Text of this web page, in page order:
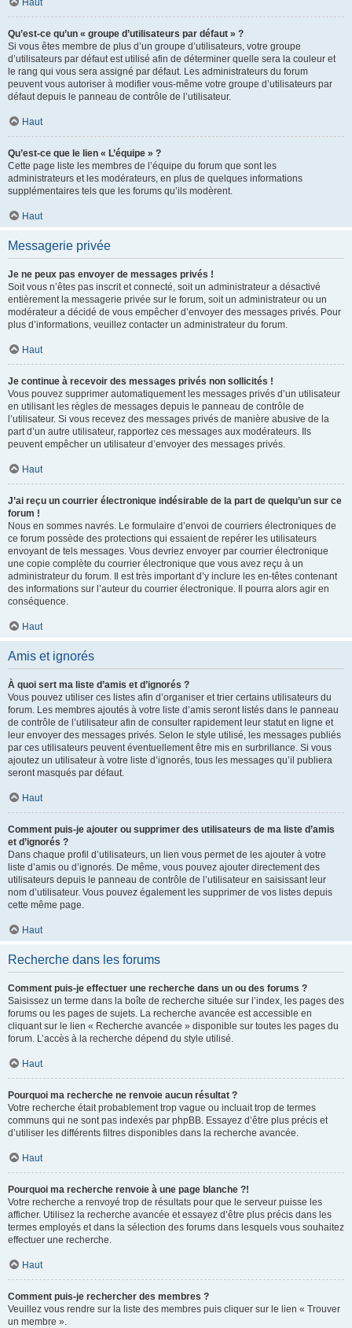
Haut
Qu’est-ce qu’un « groupe d’utilisateurs par défaut » ?
Si vous êtes membre de plus d’un groupe d’utilisateurs, votre groupe
d’utilisateurs par défaut est utilisé afin de déterminer quelle sera la couleur et
le rang qui vous sera assigné par défaut. Les administrateurs du forum
peuvent vous autoriser à modifier vous-même votre groupe d’utilisateurs par
défaut depuis le panneau de contrôle de l’utilisateur.
Haut
Qu’est-ce que le lien « L’équipe » ?
Cette page liste les membres de l’équipe du forum que sont les
administrateurs et les modérateurs, en plus de quelques informations
supplémentaires tels que les forums qu’ils modèrent.
Haut
Messagerie privée
Je ne peux pas envoyer de messages privés !
Soit vous n’êtes pas inscrit et connecté, soit un administrateur a désactivé
entièrement la messagerie privée sur le forum, soit un administrateur ou un
modérateur a décidé de vous empêcher d’envoyer des messages privés. Pour
plus d’informations, veuillez contacter un administrateur du forum.
Haut
Je continue à recevoir des messages privés non sollicités !
Vous pouvez supprimer automatiquement les messages privés d’un utilisateur
en utilisant les règles de messages depuis le panneau de contrôle de
l’utilisateur. Si vous recevez des messages privés de manière abusive de la
part d’un autre utilisateur, rapportez ces messages aux modérateurs. Ils
peuvent empêcher un utilisateur d’envoyer des messages privés.
Haut
J’ai reçu un courrier électronique indésirable de la part de quelqu’un sur ce
forum !
Nous en sommes navrés. Le formulaire d’envoi de courriers électroniques de
ce forum possède des protections qui essaient de repérer les utilisateurs
envoyant de tels messages. Vous devriez envoyer par courrier électronique
une copie complète du courrier électronique que vous avez reçu à un
administrateur du forum. Il est très important d’y inclure les en-têtes contenant
des informations sur l’auteur du courrier électronique. Il pourra alors agir en
conséquence.
Haut
Amis et ignorés
À quoi sert ma liste d’amis et d’ignorés ?
Vous pouvez utiliser ces listes afin d’organiser et trier certains utilisateurs du
forum. Les membres ajoutés à votre liste d’amis seront listés dans le panneau
de contrôle de l’utilisateur afin de consulter rapidement leur statut en ligne et
leur envoyer des messages privés. Selon le style utilisé, les messages publiés
par ces utilisateurs peuvent éventuellement être mis en surbrillance. Si vous
ajoutez un utilisateur à votre liste d’ignorés, tous les messages qu’il publiera
seront masqués par défaut.
Haut
Comment puis-je ajouter ou supprimer des utilisateurs de ma liste d’amis
et d’ignorés ?
Dans chaque profil d’utilisateurs, un lien vous permet de les ajouter à votre
liste d’amis ou d’ignorés. De même, vous pouvez ajouter directement des
utilisateurs depuis le panneau de contrôle de l’utilisateur en saisissant leur
nom d’utilisateur. Vous pouvez également les supprimer de vos listes depuis
cette même page.
Haut
Recherche dans les forums
Comment puis-je effectuer une recherche dans un ou des forums ?
Saisissez un terme dans la boîte de recherche située sur l’index, les pages des
forums ou les pages de sujets. La recherche avancée est accessible en
cliquant sur le lien « Recherche avancée » disponible sur toutes les pages du
forum. L’accès à la recherche dépend du style utilisé.
Haut
Pourquoi ma recherche ne renvoie aucun résultat ?
Votre recherche était probablement trop vague ou incluait trop de termes
communs qui ne sont pas indexés par phpBB. Essayez d’être plus précis et
d’utiliser les différents filtres disponibles dans la recherche avancée.
Haut
Pourquoi ma recherche renvoie à une page blanche ?!
Votre recherche a renvoyé trop de résultats pour que le serveur puisse les
afficher. Utilisez la recherche avancée et essayez d’être plus précis dans les
termes employés et dans la sélection des forums dans lesquels vous souhaitez
effectuer une recherche.
Haut
Comment puis-je rechercher des membres ?
Veuillez vous rendre sur la liste des membres puis cliquer sur le lien « Trouver
un membre ».